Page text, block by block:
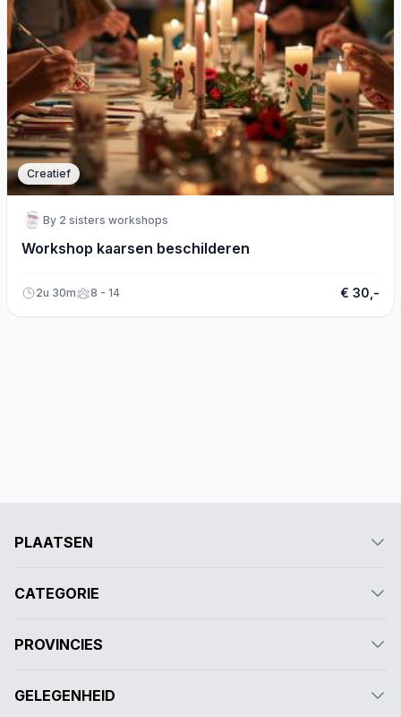
Creatief
By 2 sisters workshops
Workshop kaarsen beschilderen
2u 30m 8 - 14 € 30,-
PLAATSEN
CATEGORIE
PROVINCIES
GELEGENHEID